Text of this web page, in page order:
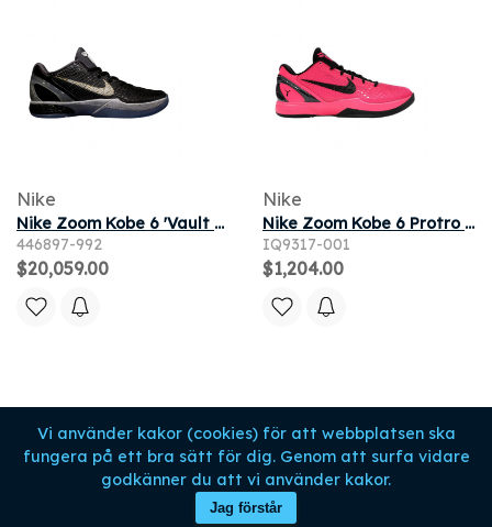
Vi använder kakor (cookies) för att webbplatsen ska
fungera på ett bra sätt för dig. Genom att surfa vidare
godkänner du att vi använder kakor.
Jag förstår
Nike
Nike Zoom Kobe 6 'Vault Anniversary' | Black | Men's Size 11
446897-992
$20,059.00
Nike
Nike Zoom Kobe 6 Protro 'Kay Yow Think Pink' 2026 | Men's Size 9.5
IQ9317-001
$1,204.00